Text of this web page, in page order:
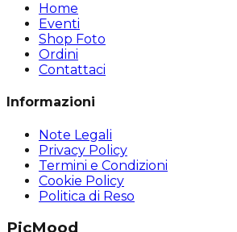
Home
Eventi
Shop Foto
Ordini
Contattaci
Informazioni
Note Legali
Privacy Policy
Termini e Condizioni
Cookie Policy
Politica di Reso
PicMood